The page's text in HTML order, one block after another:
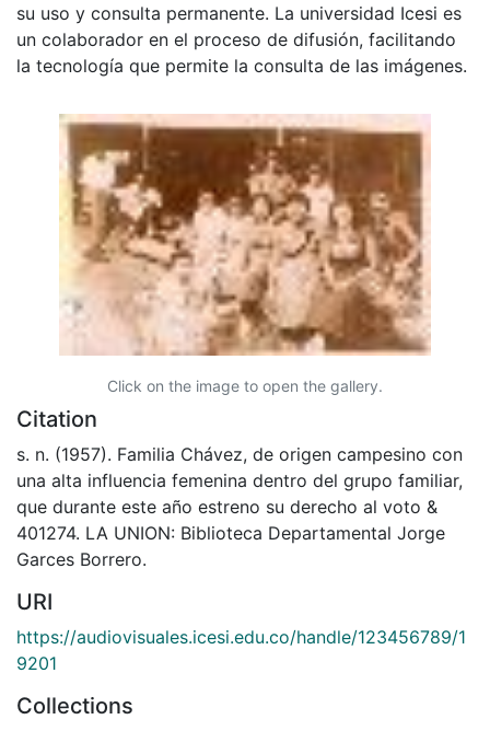
su uso y consulta permanente. La universidad Icesi es
un colaborador en el proceso de difusión, facilitando
la tecnología que permite la consulta de las imágenes.
Click on the image to open the gallery.
Citation
s. n. (1957). Familia Chávez, de origen campesino con
una alta influencia femenina dentro del grupo familiar,
que durante este año estreno su derecho al voto &
401274. LA UNION: Biblioteca Departamental Jorge
Garces Borrero.
URI
https://audiovisuales.icesi.edu.co/handle/123456789/1
9201
Collections